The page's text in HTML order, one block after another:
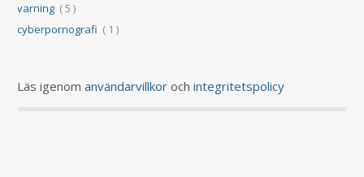
varning ( 5 )
cyberpornografi ( 1 )
Läs igenomanvändarvillkor ochintegritetspolicy